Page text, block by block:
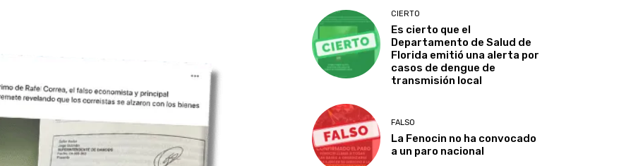
CIERTO
Es cierto que el
Departamento de Salud de
Florida emitió una alerta por
casos de dengue de
transmisión local
FALSO
La Fenocin no ha convocado
a un paro nacional